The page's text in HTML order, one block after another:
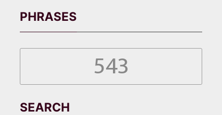
PHRASES
543
SEARCH